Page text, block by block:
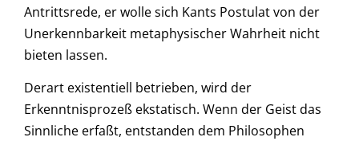
Antrittsrede, er wolle sich Kants Postulat von der
Unerkennbarkeit metaphysischer Wahrheit nicht
bieten lassen.
Derart existentiell betrieben, wird der
Erkenntnisprozeß ekstatisch. Wenn der Geist das
Sinnliche erfaßt, entstanden dem Philosophen